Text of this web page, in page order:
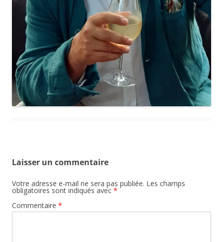
Laisser un commentaire
Votre adresse e-mail ne sera pas publiée. Les champs
obligatoires sont indiqués avec *
Commentaire *